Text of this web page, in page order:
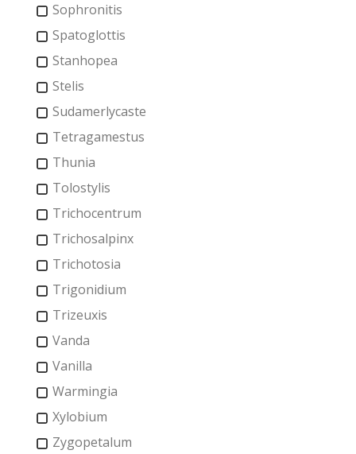
Sophronitis
Spatoglottis
Stanhopea
Stelis
Sudamerlycaste
Tetragamestus
Thunia
Tolostylis
Trichocentrum
Trichosalpinx
Trichotosia
Trigonidium
Trizeuxis
Vanda
Vanilla
Warmingia
Xylobium
Zygopetalum